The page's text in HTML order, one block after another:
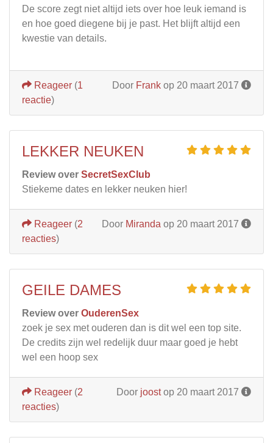
De score zegt niet altijd iets over hoe leuk iemand is
en hoe goed diegene bij je past. Het blijft altijd een
kwestie van details.
Door Frank op 20 maart 2017
Reageer (1
reactie)
LEKKER NEUKEN
Review over SecretSexClub
Stiekeme dates en lekker neuken hier!
Door Miranda op 20 maart 2017
Reageer (2
reacties)
GEILE DAMES
Review over OuderenSex
zoek je sex met ouderen dan is dit wel een top site.
De credits zijn wel redelijk duur maar goed je hebt
wel een hoop sex
Door joostop 20 maart 2017
Reageer (2
reacties)